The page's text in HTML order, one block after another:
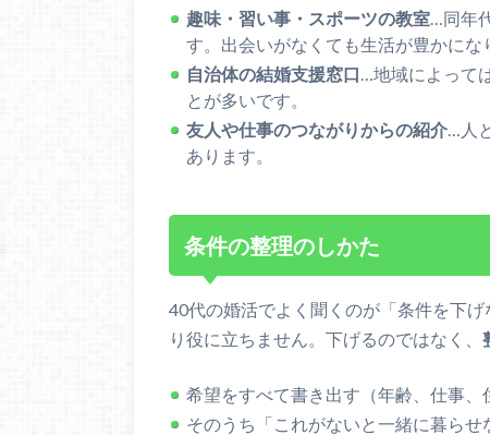
趣味・習い事・スポーツの教室…同年
す。出会いがなくても生活が豊かにな
自治体の結婚支援窓口…地域によって
とが多いです。
友人や仕事のつながりからの紹介…人
あります。
条件の整理のしかた
40代の婚活でよく聞くのが「条件を下
り役に立ちません。下げるのではなく、
希望をすべて書き出す（年齢、仕事、
そのうち「これがないと一緒に暮ら